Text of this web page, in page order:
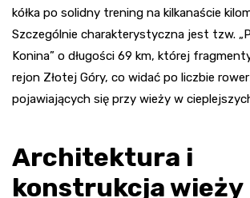
kółka po solidny trening na kilkanaście
Szczególnie charakterystyczna jest tzw.
Konina” o długości 69 km, której
rejon Złotej Góry, co widać po liczbie
pojawiających się przy wieży w
Architektura i
konstrukcja wieży